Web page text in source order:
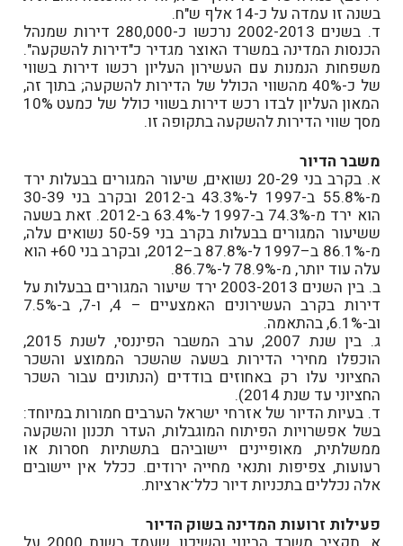
בשנה זו עמדה על כ-14 אלף ש"ח.
ד. בשנים 2002-2013 נרכשו כ-280,000 דירות שמנהל
הכנסות המדינה במשרד האוצר מגדיר כ"דירות להשקעה".
משפחות הנמנות עם העשירון העליון רכשו דירות בשווי
של כ-40% מהשווי הכולל של הדירות להשקעה; בתוך זה,
המאון העליון לבדו רכש דירות בשווי כולל של כמעט 10%
מסך שווי הדירות להשקעה בתקופה זו.
משבר הדיור
א. בקרב בני 20-29 נשואים, שיעור המגורים בבעלות ירד
מ-55.8% ב-1997 ל-43.3% ב-2012 ובקרב בני 30-39
הוא ירד מ-74.3% ב-1997 ל-63.4% ב-2012. זאת בשעה
ששיעור המגורים בבעלות בקרב בני 50-59 נשואים עלה,
מ-86.1% ב–1997 ל-87.8% ב–2012, ובקרב בני 60+ הוא
עלה עוד יותר, מ-78.9% ל-86.7%.
ב. בין השנים 2003-2013 ירד שיעור המגורים בבעלות על
דירות בקרב העשירונים האמצעיים – 4, ו-7, ב-7.5%
וב-6.1%, בהתאמה.
ג. בין שנת 2007, ערב המשבר הפיננסי, לשנת 2015,
הוכפלו מחירי הדירות בשעה שהשכר הממוצע והשכר
החציוני עלו רק באחוזים בודדים (הנתונים עבור השכר
החציוני עד שנת 2014).
ד. בעיות הדיור של אזרחי ישראל הערבים חמורות במיוחד:
בשל אפשרויות הפיתוח המוגבלות, העדר תכנון והשקעה
ממשלתית, מאופיינים יישוביהם בתשתיות חסרות או
רעועות, צפיפות ותנאי מחייה ירודים. ככלל אין יישובים
אלה נכללים בתכניות דיור כלל־ארציות.
פעילות זרועות המדינה בשוק הדיור